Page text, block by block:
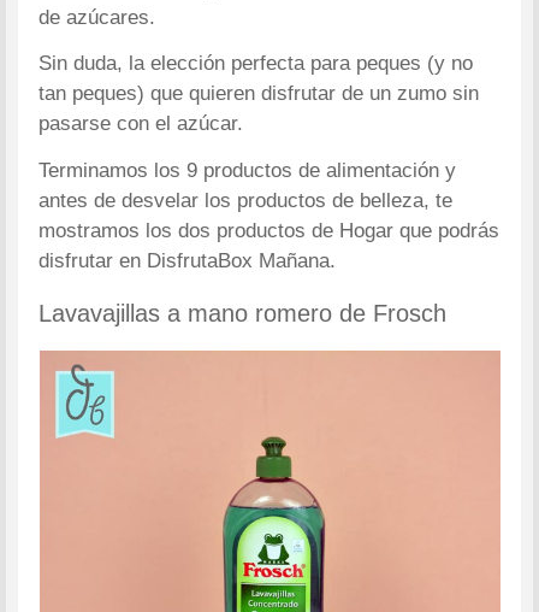
de azúcares.
Sin duda, la elección perfecta para peques (y no
tan peques) que quieren disfrutar de un zumo sin
pasarse con el azúcar.
Terminamos los 9 productos de alimentación y
antes de desvelar los productos de belleza, te
mostramos los dos productos de Hogar que podrás
disfrutar en DisfrutaBox Mañana.
Lavavajillas a mano romero de Frosch